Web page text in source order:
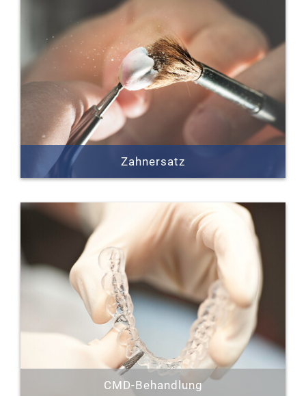
Sie Beschwerden mit dem Zahnfleisch haben
oder bereits unter einer Parodontitis leiden, dann
helfen wir Ihnen auf wirksame und schnelle
Weise.
Erfahren Sie mehr »
Zahnersatz
unterschiedliche Gründe haben. Um die
Lebensqualität in solch einem Fall weiterhin zu
sichern, ist es wichtig fehlende Zähne durch
passenden Zahnersatz zu ersetzen.
Erfahren Sie mehr »
CMD-Behandlung